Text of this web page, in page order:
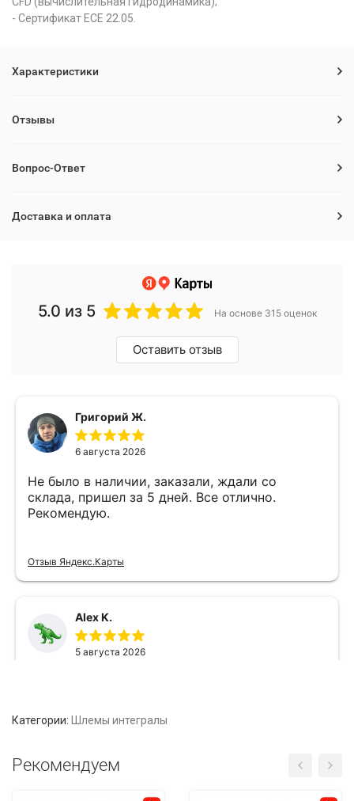
- Cертификат ECE 22.05.
Характеристики
Отзывы
Вопрос-Ответ
Доставка и оплата
Категории: Шлемы интегралы
Рекомендуем